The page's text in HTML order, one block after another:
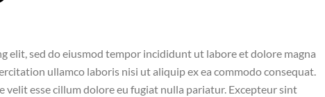
elit, sed do eiusmod tempor incididunt ut labore et dolore magna
ullamco laboris nisi ut aliquip ex ea commodo consequat.
esse cillum dolore eu fugiat nulla pariatur. Excepteur sint